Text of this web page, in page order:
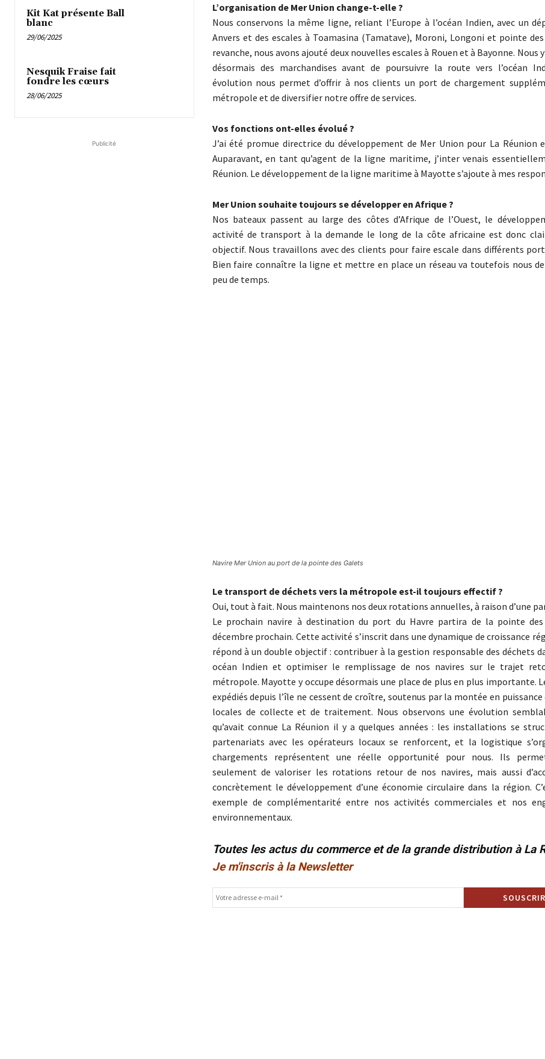
Kit Kat présente Ball
blanc
29/06/2025
Nesquik Fraise fait
fondre les cœurs
28/06/2025
Publicité
L’organisation de Mer Union change-t-elle ?
Nous conservons la même ligne, reliant l’Europe à l’océan Indien, avec un
Anvers et des escales à Toamasina (Tamatave), Moroni, Longoni et pointe
revanche, nous avons ajouté deux nouvelles escales à Rouen et à Bayonne. Nous
désormais des marchandises avant de poursuivre la route vers l’océan
évolution nous permet d’offrir à nos clients un port de chargement
métropole et de diversifier notre offre de services.
Vos fonctions ont-elles évolué ?
J’ai été promue directrice du développement de Mer Union pour La Réunion
Auparavant, en tant qu’agent de la ligne maritime, j’inter venais
Réunion. Le développement de la ligne maritime à Mayotte s’ajoute à mes
Mer Union souhaite toujours se développer en Afrique ?
Nos bateaux passent au large des côtes d’Afrique de l’Ouest, le
activité de transport à la demande le long de la côte africaine est donc
objectif. Nous travaillons avec des clients pour faire escale dans différents
Bien faire connaître la ligne et mettre en place un réseau va toutefois nous
peu de temps.
Navire Mer Union au port de la pointe des Galets
Le transport de déchets vers la métropole est-il toujours effectif ?
Oui, tout à fait. Nous maintenons nos deux rotations annuelles, à raison d’une
Le prochain navire à destination du port du Havre partira de la pointe
décembre prochain. Cette activité s’inscrit dans une dynamique de croissance
répond à un double objectif : contribuer à la gestion responsable des déchets
océan Indien et optimiser le remplissage de nos navires sur le trajet
métropole. Mayotte y occupe désormais une place de plus en plus importante.
expédiés depuis l’île ne cessent de croître, soutenus par la montée en
locales de collecte et de traitement. Nous observons une évolution
qu’avait connue La Réunion il y a quelques années : les installations se
partenariats avec les opérateurs locaux se renforcent, et la logistique
chargements représentent une réelle opportunité pour nous. Ils
seulement de valoriser les rotations retour de nos navires, mais aussi
concrètement le développement d’une économie circulaire dans la région.
exemple de complémentarité entre nos activités commerciales et nos
environnementaux.
Toutes les actus du commerce et de la grande distribution à La
Je m'inscris à la Newsletter